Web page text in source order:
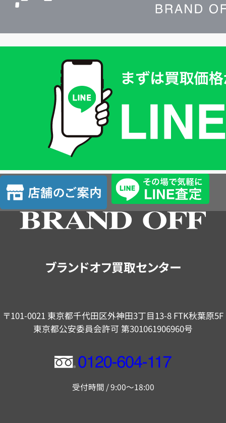
査
定
店
舗
の
ブランドオフ買取センター
〒101-0021 東京都千代田区外神田3丁目13-8 FTK秋葉原5F
東京都公安委員会許可 第301061906960号
フ
ー
受付時間 / 9:00～18:00